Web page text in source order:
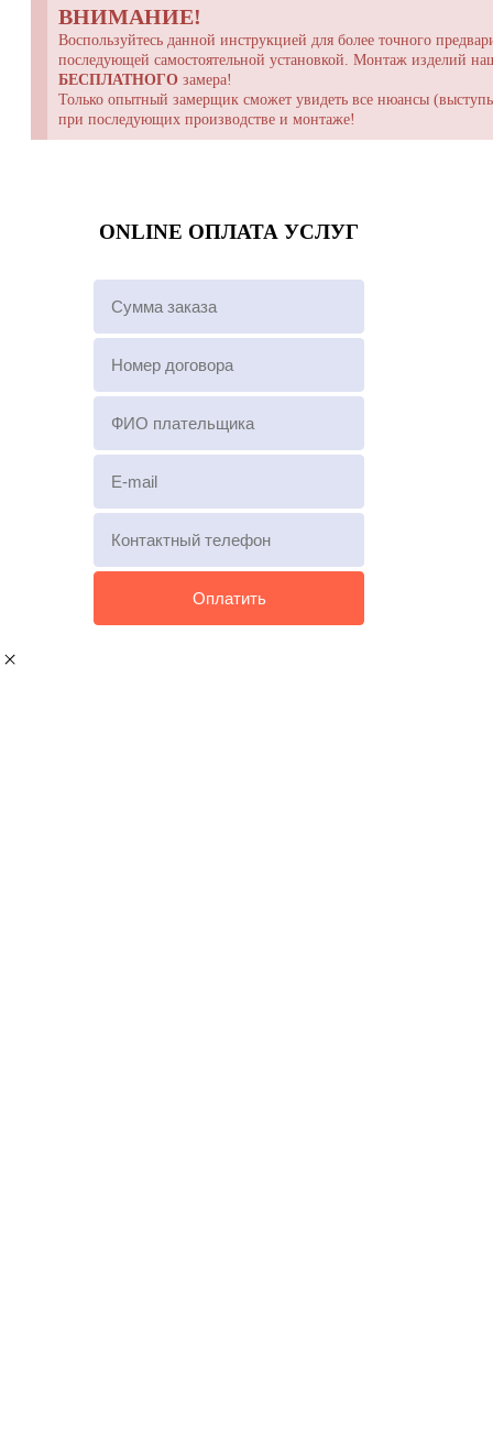
ВНИМАНИЕ!
Воспользуйтесь данной инструкцией для более точного
последующей самостоятельной установкой. Монтаж изделий
БЕСПЛАТНОГО замера!
Только опытный замерщик сможет увидеть все нюансы
при последующих производстве и монтаже!
ONLINE ОПЛАТА УСЛУГ